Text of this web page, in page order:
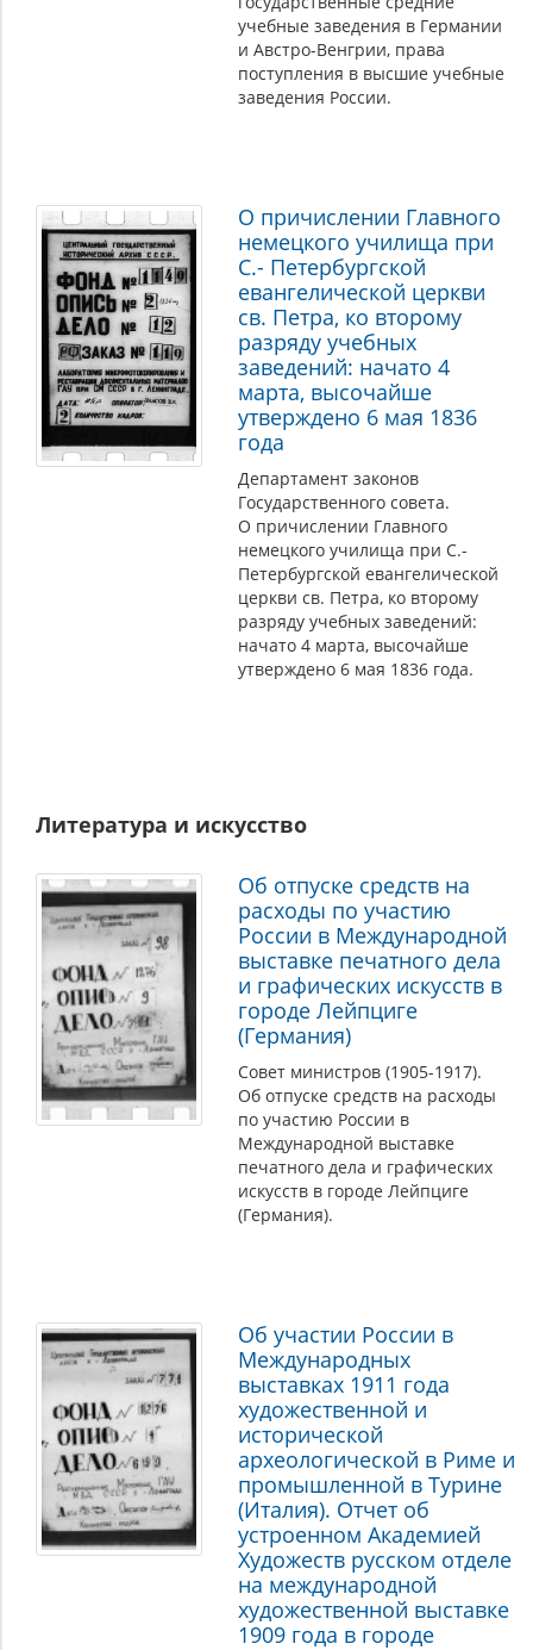
учебные заведения в Германии
и Австро-Венгрии, права
поступления в высшие учебные
заведения России.
О причислении Главного
немецкого училища при
С.- Петербургской
евангелической церкви
св. Петра, ко второму
разряду учебных
заведений: начато 4
марта, высочайше
утверждено 6 мая 1836
года
Департамент законов
Государственного совета.
О причислении Главного
немецкого училища при С.-
Петербургской евангелической
церкви св. Петра, ко второму
разряду учебных заведений:
начато 4 марта, высочайше
утверждено 6 мая 1836 года.
Литература и искусство
Об отпуске средств на
расходы по участию
России в Международной
выставке печатного дела
и графических искусств в
городе Лейпциге
(Германия)
Совет министров (1905-1917).
Об отпуске средств на расходы
по участию России в
Международной выставке
печатного дела и графических
искусств в городе Лейпциге
(Германия).
Об участии России в
Международных
выставках 1911 года
художественной и
исторической
археологической в Риме и
промышленной в Турине
(Италия). Отчет об
устроенном Академией
Художеств русском отделе
на международной
художественной выставке
1909 года в городе